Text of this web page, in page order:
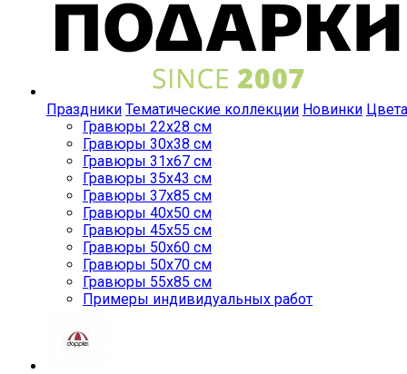
Праздники Тематические коллекции Новинки Цвета
Гравюры 22x28 см
Гравюры 30x38 см
Гравюры 31x67 см
Гравюры 35x43 см
Гравюры 37x85 см
Гравюры 40x50 см
Гравюры 45x55 см
Гравюры 50x60 см
Гравюры 50x70 см
Гравюры 55x85 см
Примеры индивидуальных работ